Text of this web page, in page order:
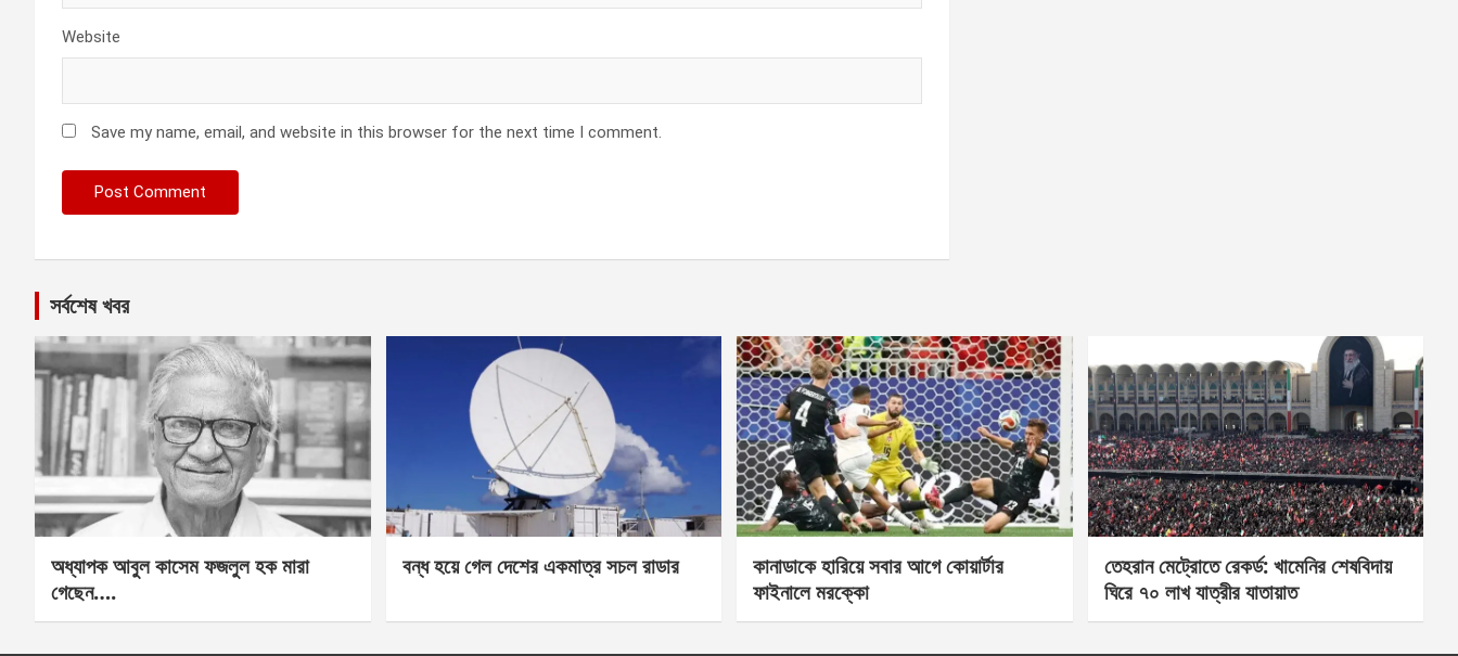
Website
Save my name, email, and website in this browser for the next time I comment.
সর্বশেষ খবর
অধ্যাপক আবুল কাসেম ফজলুল হক মারা
গেছেন….
বন্ধ হয়ে গেল দেশের একমাত্র সচল রাডার
কানাডাকে হারিয়ে সবার আগে কোয়ার্টার
ফাইনালে মরক্কো
তেহরান মেট্রোতে রেকর্ড: খামেনির শেষবিদায়
ঘিরে ৭০ লাখ যাত্রীর যাতায়াত